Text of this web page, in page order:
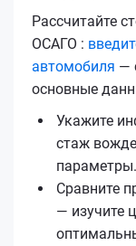
Рассчитайте
ОСАГО :
автомобиля —
основные
Укажите
стаж
параметры.
Сравните
— изучите